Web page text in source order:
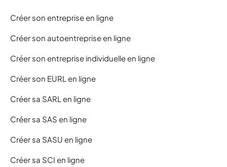
Créer son entreprise en ligne
Créer son autoentreprise en ligne
Créer son entreprise individuelle en ligne
Créer son EURL en ligne
Créer sa SARL en ligne
Créer sa SAS en ligne
Créer sa SASU en ligne
Créer sa SCI en ligne